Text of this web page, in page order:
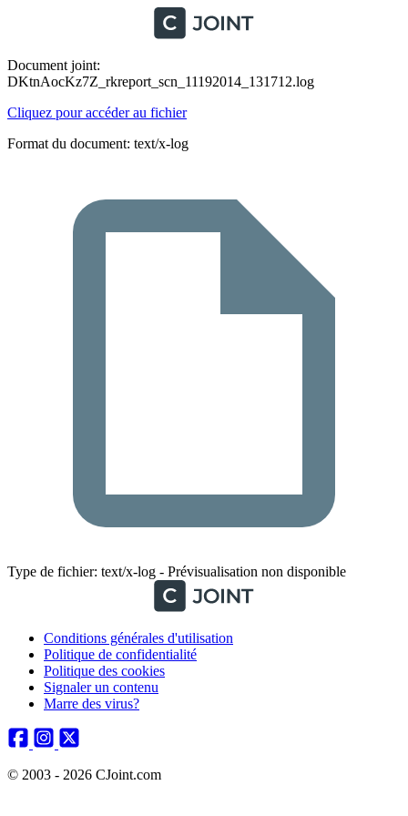
Document joint:
DKtnAocKz7Z_rkreport_scn_11192014_131712.log
Cliquez pour accéder au fichier
Format du document: text/x-log
Type de fichier: text/x-log - Prévisualisation non disponible
Conditions générales d'utilisation
Politique de confidentialité
Politique des cookies
Signaler un contenu
Marre des virus?
© 2003 - 2026 CJoint.com